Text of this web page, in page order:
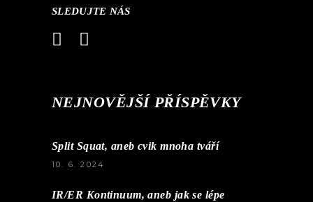
SLEDUJTE NÁS
NEJNOVĚJŠÍ PŘÍSPĚVKY
Split Squat, aneb cvik mnoha tváří
10. 6. 2024
IR/ER Kontinuum, aneb jak se lépe